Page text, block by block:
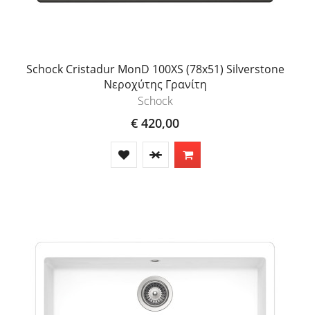
Schock Cristadur MonD 100XS (78x51) Silverstone
Νεροχύτης Γρανίτη
Schock
€ 420,00